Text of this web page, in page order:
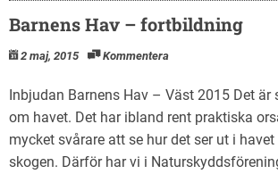
Barnens Hav – fortbildning
2 maj, 2015 Kommentera
Inbjudan Barnens Hav – Väst 2015 Det är
om havet. Det har ibland rent praktiska
mycket svårare att se hur det ser ut i
skogen. Därför har vi i